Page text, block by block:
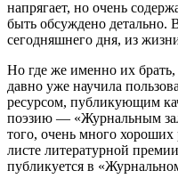
напрягает, но очень
быть обсуждено детально.
сегодняшнего дня, из
Но где же именно их брать,
давно уже научила
ресурсом, публикующим
поэзию — «Журнальным
того, очень много
листе литературной
публикуется в